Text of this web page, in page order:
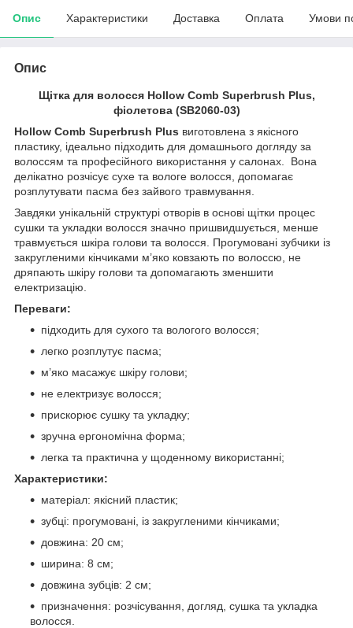
Опис Характеристики Доставка Оплата Умови
Опис
Щітка для волосся Hollow Comb Superbrush Plus,
фіолетова (SB2060-03)
Hollow Comb Superbrush Plus виготовлена з якісного
пластику, ідеально підходить для домашнього догляду за
волоссям та професійного використання у салонах. Вона
делікатно розчісує сухе та вологе волосся, допомагає
розплутувати пасма без зайвого травмування.
Завдяки унікальній структурі отворів в основі щітки процес
сушки та укладки волосся значно пришвидшується, менше
травмується шкіра голови та волосся. Прогумовані зубчики із
закругленими кінчиками м’яко ковзають по волоссю, не
дряпають шкіру голови та допомагають зменшити
електризацію.
Переваги:
підходить для сухого та вологого волосся;
легко розплутує пасма;
м’яко масажує шкіру голови;
не електризує волосся;
прискорює сушку та укладку;
зручна ергономічна форма;
легка та практична у щоденному використанні;
Характеристики:
матеріал: якісний пластик;
зубці: прогумовані, із закругленими кінчиками;
довжина: 20 см;
ширина: 8 см;
довжина зубців: 2 см;
призначення: розчісування, догляд, сушка та укладка
волосся.